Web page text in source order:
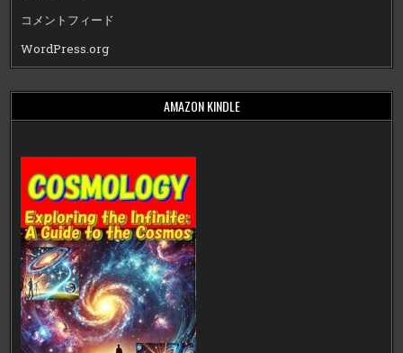
コメントフィード
WordPress.org
AMAZON KINDLE